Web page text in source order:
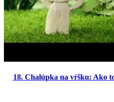
18. Chalúpka na vŕšku: Ako